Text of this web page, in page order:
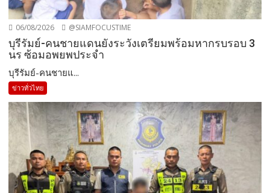
06/08/2026 @SIAMFOCUSTIME
บุรีรัมย์-คนชายแดนยังระวังเตรียมพร้อมหากรบรอบ 3
นร ซ้อมอพยพประจำ
บุรีรัมย์-คนชายแ...
ข่าวทั่วไทย